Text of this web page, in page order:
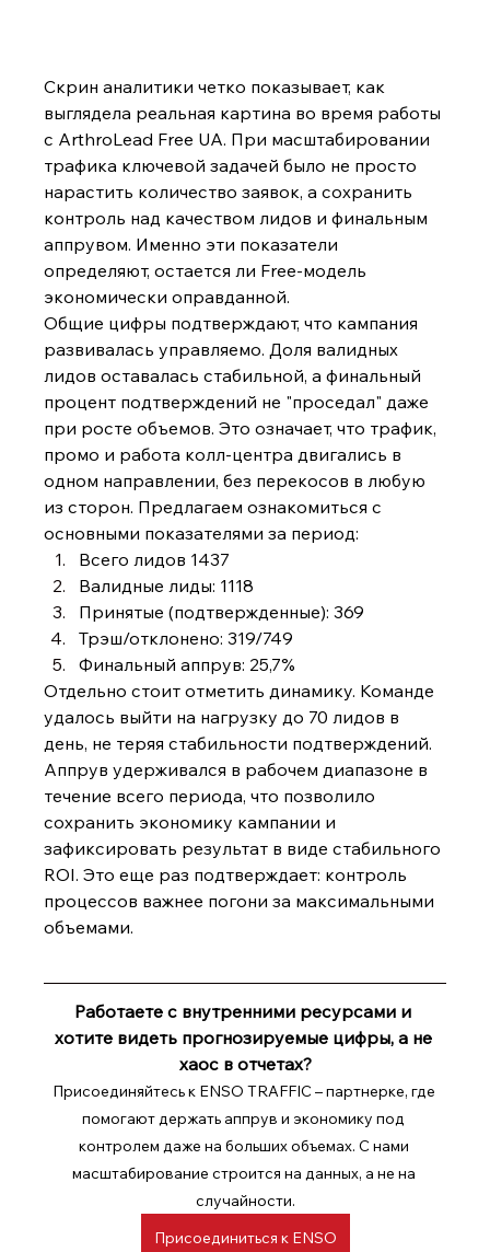
Скрин аналитики четко показывает, как
выглядела реальная картина во время работы
с ArthroLead Free UA. При масштабировании
трафика ключевой задачей было не просто
нарастить количество заявок, а сохранить
контроль над качеством лидов и финальным
аппрувом. Именно эти показатели
определяют, остается ли Free-модель
экономически оправданной.
Общие цифры подтверждают, что кампания
развивалась управляемо. Доля валидных
лидов оставалась стабильной, а финальный
процент подтверждений не "проседал" даже
при росте объемов. Это означает, что трафик,
промо и работа колл-центра двигались в
одном направлении, без перекосов в любую
из сторон. Предлагаем ознакомиться с
основными показателями за период:
Всего лидов 1437
Валидные лиды: 1118
Принятые (подтвержденные): 369
Трэш/отклонено: 319/749
Финальный аппрув: 25,7%
Отдельно стоит отметить динамику. Команде
удалось выйти на нагрузку до 70 лидов в
день, не теряя стабильности подтверждений.
Аппрув удерживался в рабочем диапазоне в
течение всего периода, что позволило
сохранить экономику кампании и
зафиксировать результат в виде стабильного
ROI. Это еще раз подтверждает: контроль
процессов важнее погони за максимальными
объемами.
Работаете с внутренними ресурсами и
хотите видеть прогнозируемые цифры, а не
хаос в отчетах?
Присоединяйтесь к ENSO TRAFFIC – партнерке, где
помогают держать аппрув и экономику под
контролем даже на больших объемах. С нами
масштабирование строится на данных, а не на
случайности.
Присоединиться к ENSO